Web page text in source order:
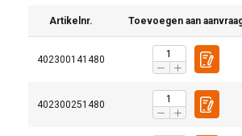
Artikelnr. Toevoegen aan
402300141480
402300251480